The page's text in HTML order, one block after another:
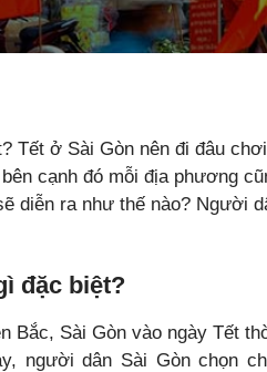
Tết ở Sài Gòn nên đi đâu
cạnh đó mỗi địa phương
diễn ra như thế nào? Người
đặc biệt?
Bắc, Sài Gòn vào ngày Tết
người dân Sài Gòn chọn